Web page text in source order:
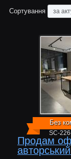
Сортування за
Без
SC-
Продам